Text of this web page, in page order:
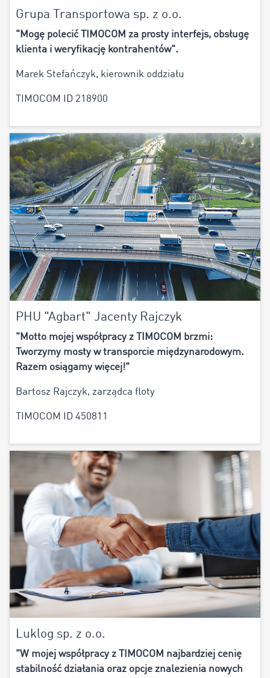
Grupa Transportowa sp. z o.o.
"Mogę polecić TIMOCOM za prosty interfejs, obsługę
klienta i weryfikację kontrahentów".
Marek Stefańczyk, kierownik oddziału
TIMOCOM ID 218900
PHU "Agbart" Jacenty Rajczyk
"Motto mojej współpracy z TIMOCOM brzmi:
Tworzymy mosty w transporcie międzynarodowym.
Razem osiągamy więcej!"
Bartosz Rajczyk, zarządca floty
TIMOCOM ID 450811
Luklog sp. z o.o.
"W mojej współpracy z TIMOCOM najbardziej cenię
stabilność działania oraz opcje znalezienia nowych